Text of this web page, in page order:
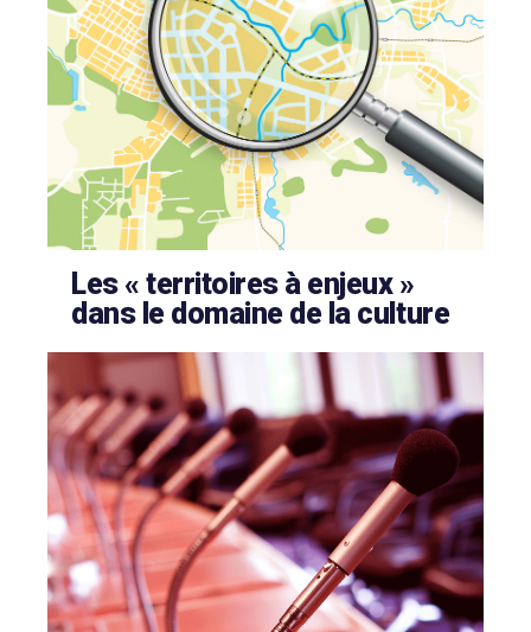
Les « territoires à enjeux »
dans le domaine de la culture